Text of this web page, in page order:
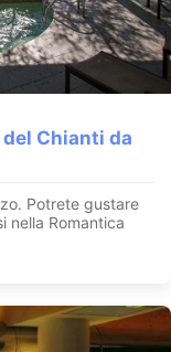
Chianti da
Potrete gustare
nella Romantica